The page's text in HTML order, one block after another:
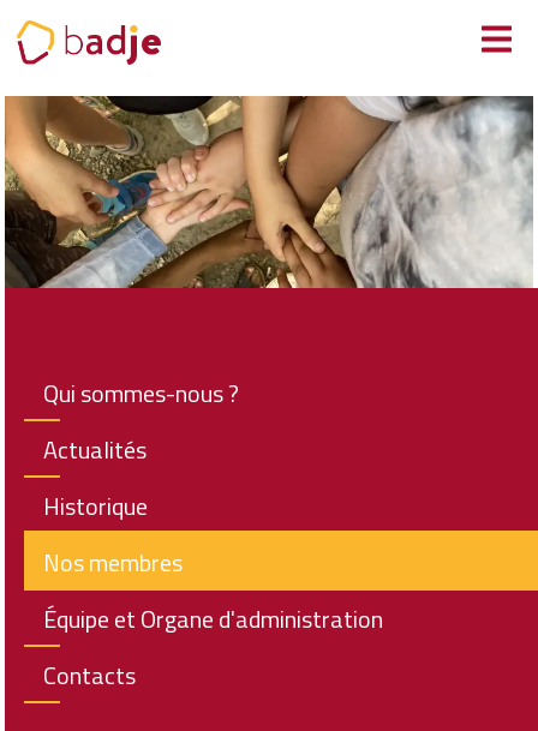
Qui sommes-nous ?
Actualités
Historique
Nos membres
Équipe et Organe d'administration
Contacts